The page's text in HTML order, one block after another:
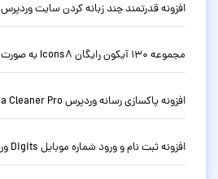
افزونه قدرتمند چند زبانه کردن سایت وردپرس WPML نسخه 4.9.6
مجموعه 130 آیکون رایگان Icons8 به صورت SVG
افزونه پاکسازی رسانه وردپرس Media Cleaner Pro نسخه 7.0.8
افزونه ثبت نام و ورود شماره موبایل Digits وردپرس نسخه 9.2